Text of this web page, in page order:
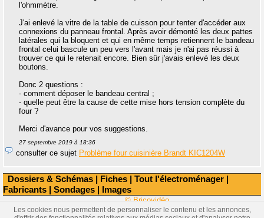
Dossiers & Schémas | Fiches | Tout l'électroménager |
Fabricants | Sondages | Images
l'ohmmètre.
J'ai enlevé la vitre de la table de cuisson pour tenter d'accéder aux
connexions du panneau frontal. Après avoir démonté les deux pattes
latérales qui la bloquent et qui en même temps retiennent le bandeau
frontal celui bascule un peu vers l'avant mais je n'ai pas réussi à
trouver ce qui le retenait encore. Bien sûr j'avais enlevé les deux
boutons.
Donc 2 questions :
- comment déposer le bandeau central ;
- quelle peut être la cause de cette mise hors tension complète du
four ?
Merci d'avance pour vos suggestions.
27 septembre 2019 à 18:36
consulter ce sujet Problème four cuisinière Brandt KIC1204W
© Bricovidéo
Les cookies nous permettent de personnaliser le contenu et les annonces,